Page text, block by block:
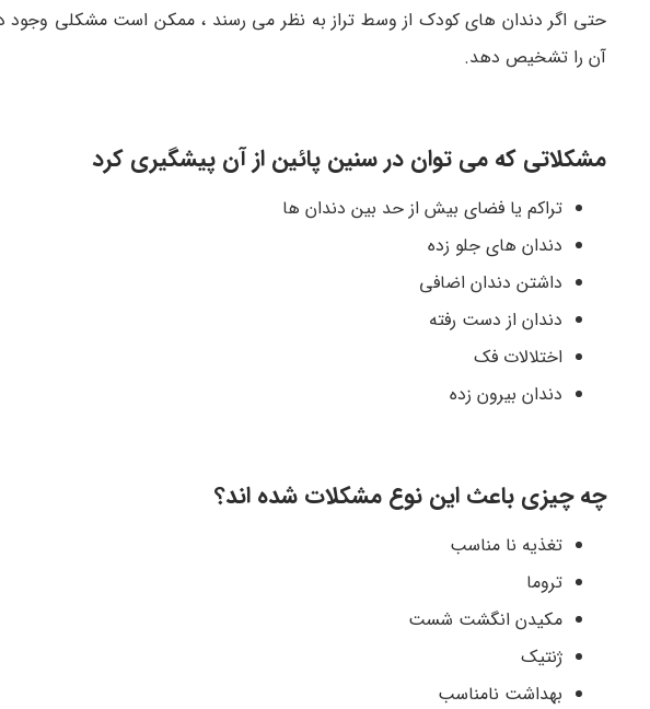
حتی اگر دندان های کودک از وسط تراز به نظر می رسند ، ممکن است مشکلی وجود
آن را تشخیص دهد.
مشکلاتی که می توان در سنین پائین از آن پیشگیری کرد
تراکم یا فضای بیش از حد بین دندان ها
دندان های جلو زده
داشتن دندان اضافی
دندان از دست رفته
اختلالات فک
دندان بیرون زده
چه چیزی باعث این نوع مشکلات شده اند؟
تغذیه نا مناسب
تروما
مکیدن انگشت شست
ژنتیک
بهداشت نامناسب